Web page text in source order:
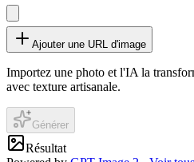
Ajouter une URL d'image
Importez une photo et l'IA la
avec texture artisanale.
Générer
Résultat